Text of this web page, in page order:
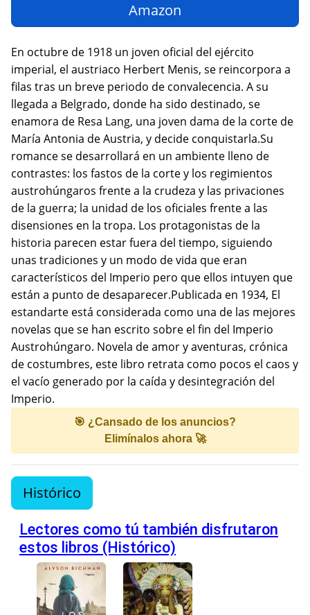
Amazon
En octubre de 1918 un joven oficial del ejército
imperial, el austriaco Herbert Menis, se reincorpora a
filas tras un breve periodo de convalecencia. A su
llegada a Belgrado, donde ha sido destinado, se
enamora de Resa Lang, una joven dama de la corte de
María Antonia de Austria, y decide conquistarla.Su
romance se desarrollará en un ambiente lleno de
contrastes: los fastos de la corte y los regimientos
austrohúngaros frente a la crudeza y las privaciones
de la guerra; la unidad de los oficiales frente a las
disensiones en la tropa. Los protagonistas de la
historia parecen estar fuera del tiempo, siguiendo
unas tradiciones y un modo de vida que eran
característicos del Imperio pero que ellos intuyen que
están a punto de desaparecer.Publicada en 1934, El
estandarte está considerada como una de las mejores
novelas que se han escrito sobre el fin del Imperio
Austrohúngaro. Novela de amor y aventuras, crónica
de costumbres, este libro retrata como pocos el caos y
el vacío generado por la caída y desintegración del
Imperio.
🎯 ¿Cansado de los anuncios?
Elimínalos ahora 🚀
Histórico
Lectores como tú también disfrutaron
estos libros (Histórico)